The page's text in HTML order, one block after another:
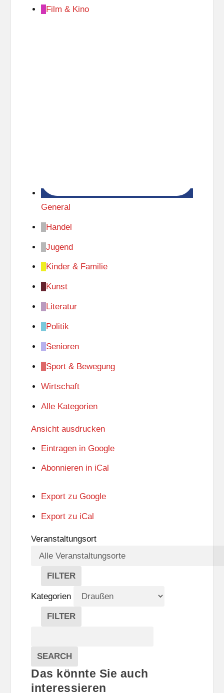
Film & Kino
General
Handel
Jugend
Kinder & Familie
Kunst
Literatur
Politik
Senioren
Sport & Bewegung
Wirtschaft
Alle Kategorien
Ansicht ausdrucken
Eintragen in Google
Abonnieren in iCal
Export zu Google
Export zu iCal
Veranstaltungsort
FILTER
V
E
R
A
A
L
T
U
Kategorien
FILTER
E
G
O
R
Veranstaltungen
SEARCH
Das könnte Sie auch
interessieren